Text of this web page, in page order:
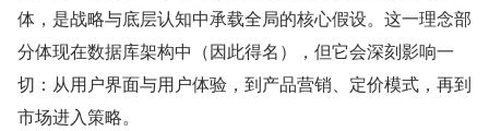
体，是战略与底层认知中承载全局的核心假设。这一理念部
分体现在数据库架构中（因此得名），但它会深刻影响一
切：从用户界面与用户体验，到产品营销、定价模式，再到
市场进入策略。